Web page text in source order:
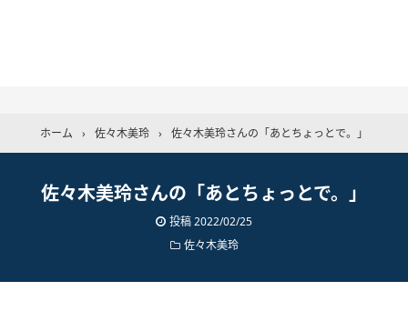
ホーム › 佐々木美玲 › 佐々木美玲さんの「あとちょっとで。」
佐々木美玲さんの「あとちょっとで。」
投稿2022/02/25
佐々木美玲